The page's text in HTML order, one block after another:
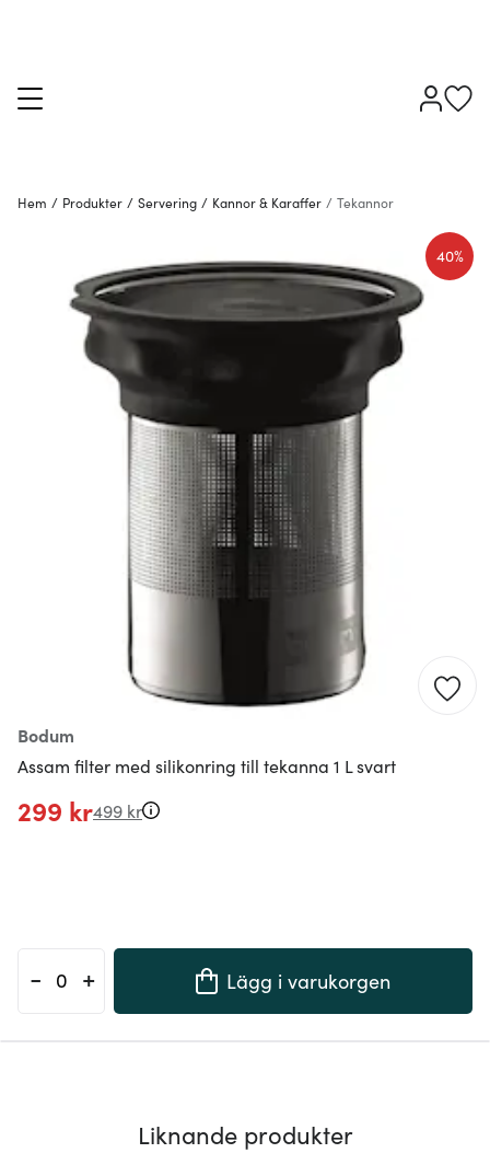
Hem / Produkter / Servering / Kannor & Karaffer / Tekannor
Bodum
Assam filter med silikonring till tekanna 1 L svart
40%
299 kr499 kr
- + Lägg i varukorgen
Liknande produkter